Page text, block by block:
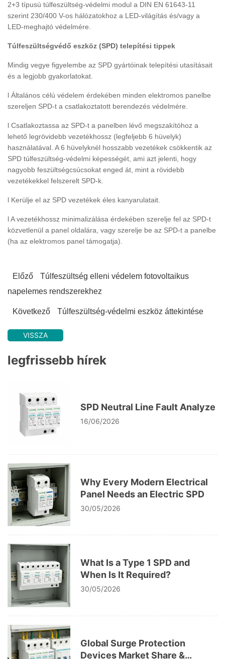
2+3 típusú túlfeszültség-védelmi modul a DIN EN 61643-11
szerint 230/400 V-os hálózatokhoz a LED-világítás és/vagy a
LED-meghajtó védelmére.
Túlfeszültségvédő eszköz (SPD) telepítési tippek
Mindig vegye figyelembe az SPD gyártóinak telepítési utasításait
és a legjobb gyakorlatokat.
l Általános célú védelem érdekében minden elektromos panelbe
szereljen SPD-t a csatlakoztatott berendezés védelmére.
l Csatlakoztassa az SPD-t a panelben lévő megszakítóhoz a
lehető legrövidebb vezetékhossz (legfeljebb 6 hüvelyk)
használatával. A 6 hüvelyknél hosszabb vezetékek csökkentik az
SPD túlfeszültség-védelmi képességét, ami azt jelenti, hogy
nagyobb feszültségcsúcsokat enged át, mint a rövidebb
vezetékekkel felszerelt SPD-k.
l Kerülje el az SPD vezetékek éles kanyarulatait.
l A vezetékhossz minimalizálása érdekében szerelje fel az SPD-t
közvetlenül a panel oldalára, vagy szerelje be az SPD-t a panelbe
(ha az elektromos panel támogatja).
Előző
Túlfeszültség elleni védelem fotovoltaikus
napelemes rendszerekhez
Következő Túlfeszültség-védelmi eszköz áttekintése
VISSZA
legfrissebb hírek
SPD Neutral Line Fault Analyze
16/06/2026
Why Every Modern Electrical
Panel Needs an Electric SPD
30/05/2026
What Is a Type 1 SPD and
When Is It Required?
30/05/2026
Global Surge Protection
Devices Market Share &